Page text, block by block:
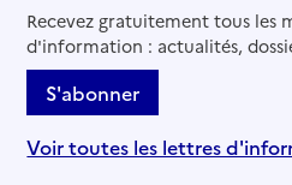
Recevez gratuitement tous les
d'information : actualités,
S'abonner
Voir toutes les lettres